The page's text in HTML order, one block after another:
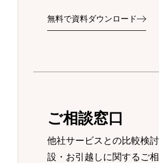
無料で資料ダウンロード
ご相談窓口
他社サービスとの比較検
設・お引越しに関するご